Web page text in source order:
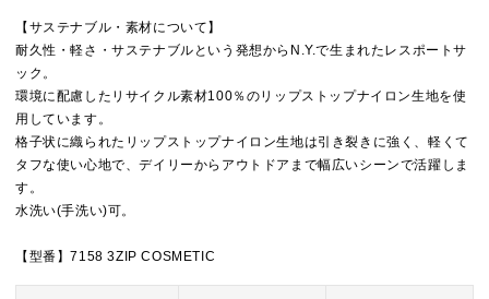
【サステナブル・素材について】
耐久性・軽さ・サステナブルという発想からN.Y.で生まれたレスポートサ
ック。
環境に配慮したリサイクル素材100％のリップストップナイロン生地を使
用しています。
格子状に織られたリップストップナイロン生地は引き裂きに強く、軽くて
タフな使い心地で、デイリーからアウトドアまで幅広いシーンで活躍しま
す。
水洗い(手洗い)可。
【型番】7158 3ZIP COSMETIC